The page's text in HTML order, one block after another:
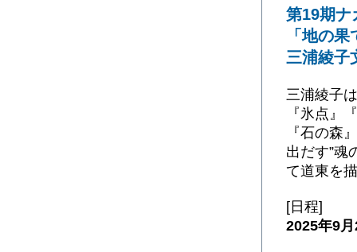
第19期ナ
「地の
三浦綾子
三浦綾子
『氷点』
『石の森
出だす”魂
て道東を
[日程]
2025年9